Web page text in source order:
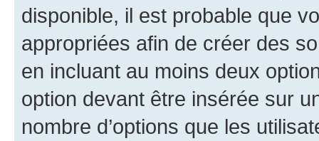
disponible, il est probable que
appropriées afin de créer des
en incluant au moins deux
option devant être insérée sur
nombre d’options que les